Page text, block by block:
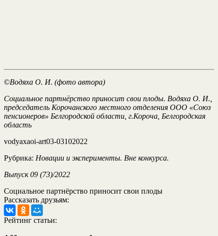
©Водяха О. И. (фото автора)
Социальное партнёрство приносит свои плоды. Водяха О. И.,
председатель Корочанского местного отделения ООО «Союз
пенсионеров» Белгородской области, г.Короча, Белгородская
область
vodyaxaoi-art03-03102022
Рубрика: Новации и эксперименты. Вне конкурса.
Выпуск 09 (73)/2022
Социальное партнёрство приносит свои плоды
Рассказать друзьям:
Рейтинг статьи: